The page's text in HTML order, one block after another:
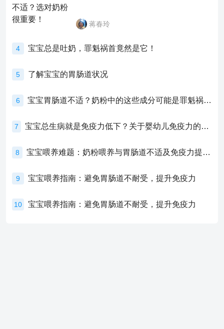
蒋春玲
4 宝宝总是吐奶，罪魁祸首竟然是它！
5 了解宝宝的胃肠道状况
6 宝宝胃肠道不适？奶粉中的这些成分可能是罪魁祸首！
7 宝宝总生病就是免疫力低下？关于婴幼儿免疫力的真相，家长必须了解！
8 宝宝喂养难题：奶粉喂养与胃肠道不适及免疫力提升的奥秘
9 宝宝喂养指南：避免胃肠道不耐受，提升免疫力
10 宝宝喂养指南：避免胃肠道不耐受，提升免疫力